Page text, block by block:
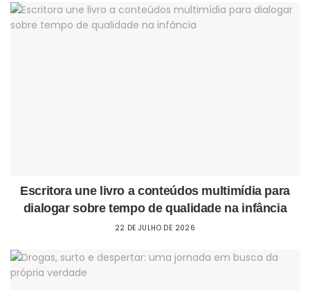
Escritora une livro a conteúdos multimídia para
dialogar sobre tempo de qualidade na infância
22 DE JULHO DE 2026